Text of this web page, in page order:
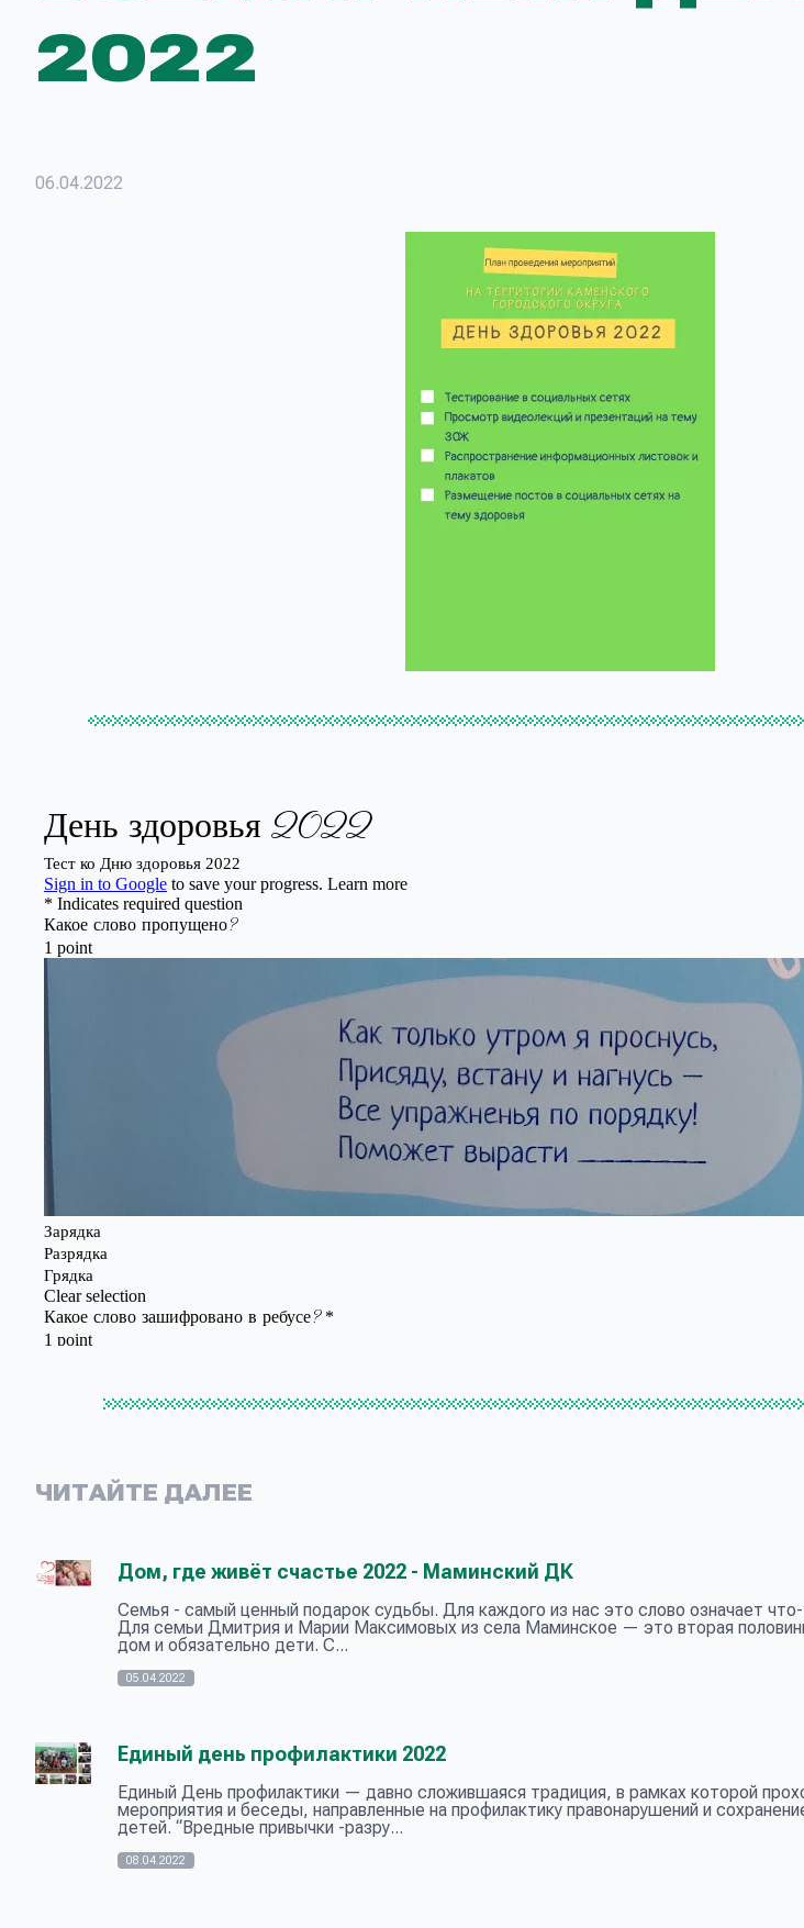
2022
06.04.2022
ЧИТАЙТЕ ДАЛЕЕ
Дом, где живёт счастье 2022 - Маминский ДК
Семья - самый ценный подарок судьбы. Для каждого из нас это слово означает
Для семьи Дмитрия и Марии Максимовых из села Маминское — это вторая
дом и обязательно дети. С...
05.04.2022
Единый день профилактики 2022
Единый День профилактики — давно сложившаяся традиция, в рамках которой
мероприятия и беседы, направленные на профилактику правонарушений и
детей. “Вредные привычки -разру...
08.04.2022